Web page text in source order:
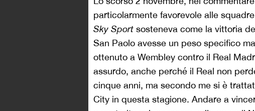
particolarmente favorevole alle
Sky Sport sosteneva come la vittoria
San Paolo avesse un peso specifico
ottenuto a Wembley contro il Real
assurdo, anche perché il Real non
cinque anni, ma secondo me si è
City in questa stagione. Andare a